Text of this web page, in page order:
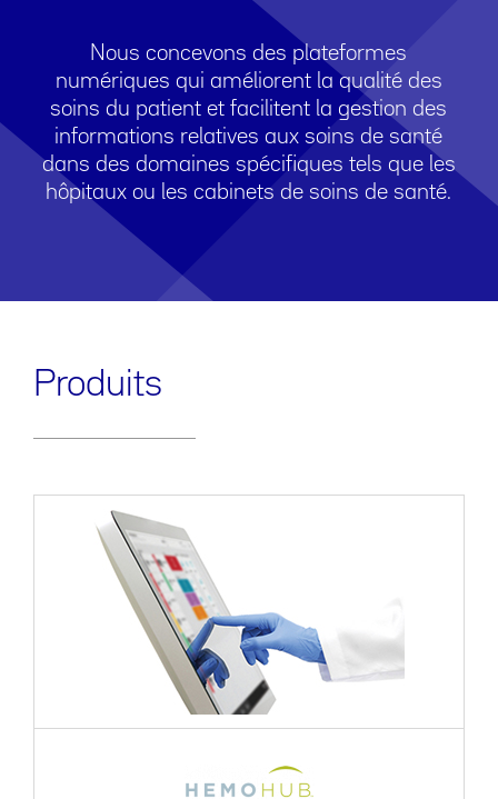
Nous concevons des plateformes
numériques qui améliorent la qualité des
soins du patient et facilitent la gestion des
informations relatives aux soins de santé
dans des domaines spécifiques tels que les
hôpitaux ou les cabinets de soins de santé.
Produits